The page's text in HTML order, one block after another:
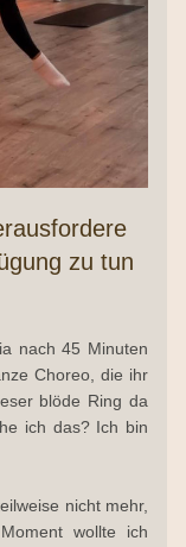
zu tun
nach 45 Minuten
Choreo, die ihr
blöde Ring da
ich das? Ich bin
nicht mehr,
wollte ich